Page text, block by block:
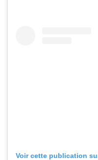
Voir cette publication